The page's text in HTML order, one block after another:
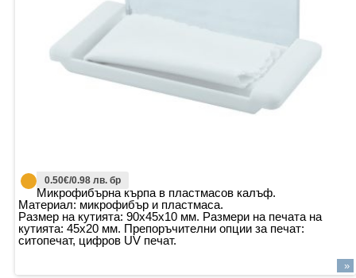
0.50€/0.98 лв. бр
Микрофибърна кърпа в пластмасов калъф.
Материал: микрофибър и пластмаса.
Размер на кутията: 90х45х10 мм. Размери на печата на
кутията: 45х20 мм. Препоръчителни опции за печат:
ситопечат, цифров UV печат.
»